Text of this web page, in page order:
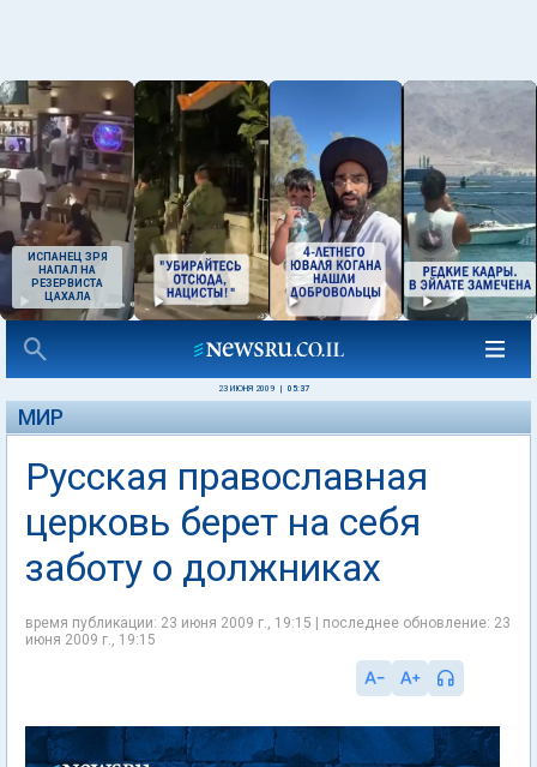
ИСПАНЕЦ ЗРЯ
НАПАЛ НА
РЕЗЕРВИСТА
ЦАХАЛА
23 ИЮНЯ 2009 05:37
МИР
Русская православная
церковь берет на себя
заботу о должниках
время публикации: 23 июня 2009 г., 19:15 | последнее обновление: 23
июня 2009 г., 19:15